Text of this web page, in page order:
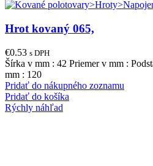
Hrot kovaný 065,
€0.53 s DPH
Šírka v mm : 42 Priemer v mm :
mm : 120
Pridať do nákupného zoznamu
Pridať do košíka
Rýchly náhľad